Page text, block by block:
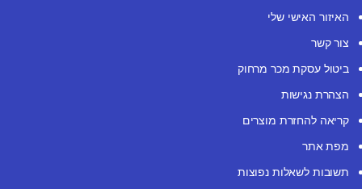
האיזור האישי שלי
צור קשר
ביטול עסקת מכר מרחוק
הצהרת נגישות
קריאה להחזרת מוצרים
מפת אתר
תשובות לשאלות נפוצות